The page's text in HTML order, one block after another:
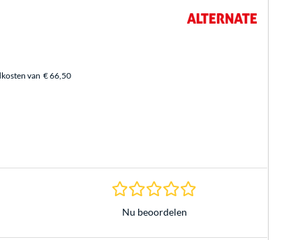
van € 66,50
0.0 sterren
Nu beoordelen